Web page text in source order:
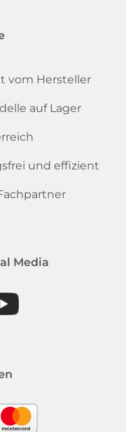
vom Hersteller
auf Lager
und effizient
Media